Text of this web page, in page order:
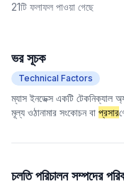
21টি ফলাফল পাওয়া গেছে
ভর সূচক
Technical Factors
ম্যাস ইনডেক্স একটি টেকনিক্যাল
মূল্য ওঠানামার সংকোচন বা প্রসার
এবং তাদের মসৃণ পরিবর্তন পরিমাপ
সুযোগগুলি সনাক্ত করার জন্য
চলতি পরিচালন সম্পদের